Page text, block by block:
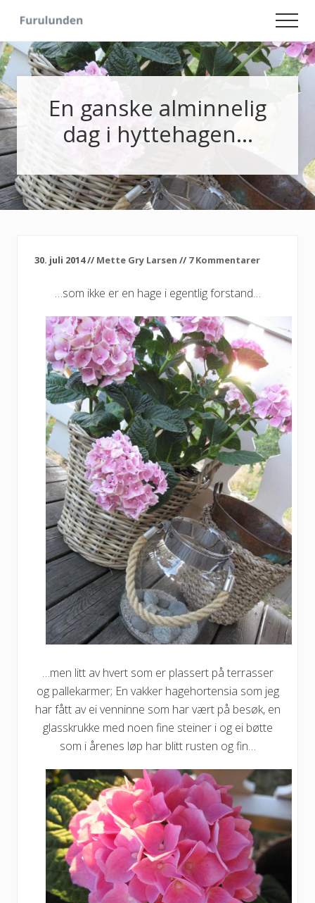
main
content
primary
sidebar
Hageliv
-
Lise
for
sjelen
En ganske alminnelig
dag i hyttehagen…
30. juli 2014// Mette Gry Larsen // 7 Kommentarer
…som ikke er en hage i egentlig forstand…
…men litt av hvert som er plassert på terrasser
og pallekarmer; En vakker hagehortensia som jeg
har fått av ei venninne som har vært på besøk, en
glasskrukke med noen fine steiner i og ei bøtte
som i årenes løp har blitt rusten og fin…